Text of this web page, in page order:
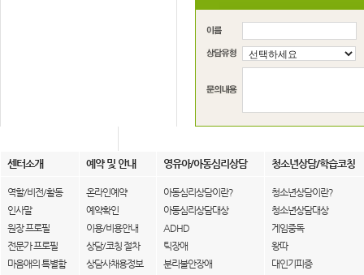
센터소개 예약 및 안내 영유아/아동심리상담 청소년상담/학습코칭
역할/비전/활동
인사말
원장 프로필
전문가 프로필
마음애의 특별함
온라인예약
예약확인
이용/비용안내
상담/코칭 절차
상담사채용정보
아동심리상담이란?
아동심리상담대상
ADHD
틱장애
분리불안장애
청소년상담이란?
청소년상담대상
게임중독
왕따
대인기피증